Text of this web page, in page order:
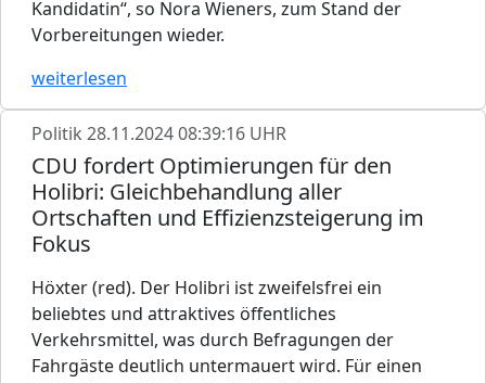
Kandidatin“, so Nora Wieners, zum Stand der
Vorbereitungen wieder.
weiterlesen
Politik 28.11.2024 08:39:16 UHR
CDU fordert Optimierungen für den
Holibri: Gleichbehandlung aller
Ortschaften und Effizienzsteigerung im
Fokus
Höxter (red). Der Holibri ist zweifelsfrei ein
beliebtes und attraktives öffentliches
Verkehrsmittel, was durch Befragungen der
Fahrgäste deutlich untermauert wird. Für einen